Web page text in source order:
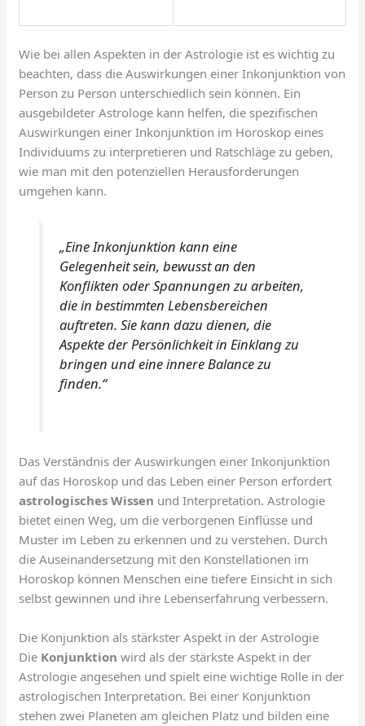
Wie bei allen Aspekten in der Astrologie ist es wichtig zu
beachten, dass die Auswirkungen einer Inkonjunktion von
Person zu Person unterschiedlich sein können. Ein
ausgebildeter Astrologe kann helfen, die spezifischen
Auswirkungen einer Inkonjunktion im Horoskop eines
Individuums zu interpretieren und Ratschläge zu geben,
wie man mit den potenziellen Herausforderungen
umgehen kann.
„Eine Inkonjunktion kann eine
Gelegenheit sein, bewusst an den
Konflikten oder Spannungen zu arbeiten,
die in bestimmten Lebensbereichen
auftreten. Sie kann dazu dienen, die
Aspekte der Persönlichkeit in Einklang zu
bringen und eine innere Balance zu
finden.“
Das Verständnis der Auswirkungen einer Inkonjunktion
auf das Horoskop und das Leben einer Person erfordert
astrologisches Wissen und Interpretation. Astrologie
bietet einen Weg, um die verborgenen Einflüsse und
Muster im Leben zu erkennen und zu verstehen. Durch
die Auseinandersetzung mit den Konstellationen im
Horoskop können Menschen eine tiefere Einsicht in sich
selbst gewinnen und ihre Lebenserfahrung verbessern.
Die Konjunktion als stärkster Aspekt in der Astrologie
Die Konjunktion wird als der stärkste Aspekt in der
Astrologie angesehen und spielt eine wichtige Rolle in der
astrologischen Interpretation. Bei einer Konjunktion
stehen zwei Planeten am gleichen Platz und bilden eine